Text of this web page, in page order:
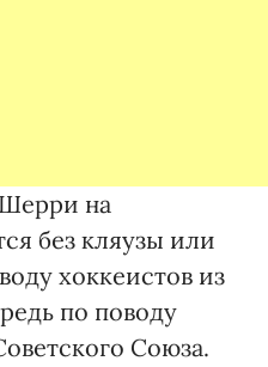
на
без кляузы или
хоккеистов из
по поводу
Союза.